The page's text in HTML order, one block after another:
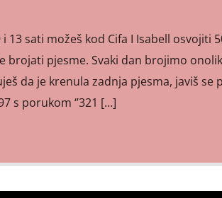
13 sati možeš kod Cifa I Isabell osvojiti
brojati pjesme. Svaki dan brojimo
da je krenula zadnja pjesma, javiš se
s porukom ‘’321 […]